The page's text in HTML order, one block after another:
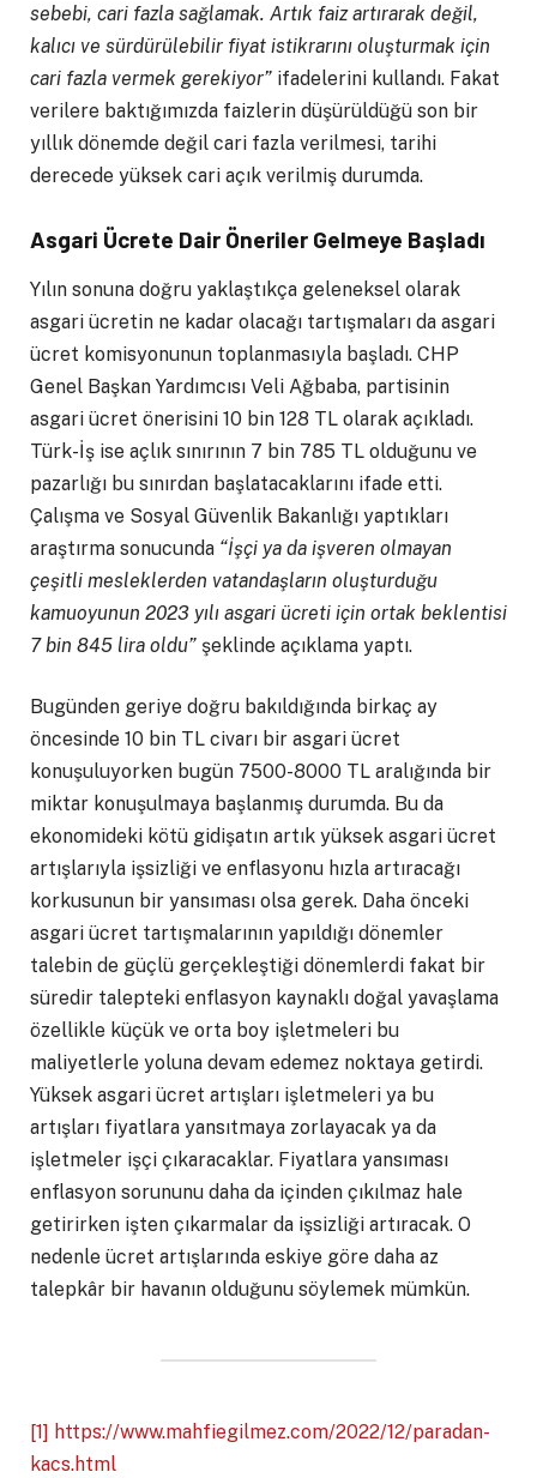
sebebi, cari fazla sağlamak. Artık faiz artırarak değil,
kalıcı ve sürdürülebilir fiyat istikrarını oluşturmak için
cari fazla vermek gerekiyor” ifadelerini kullandı. Fakat
verilere baktığımızda faizlerin düşürüldüğü son bir
yıllık dönemde değil cari fazla verilmesi, tarihi
derecede yüksek cari açık verilmiş durumda.
Asgari Ücrete Dair Öneriler Gelmeye Başladı
Yılın sonuna doğru yaklaştıkça geleneksel olarak
asgari ücretin ne kadar olacağı tartışmaları da asgari
ücret komisyonunun toplanmasıyla başladı. CHP
Genel Başkan Yardımcısı Veli Ağbaba, partisinin
asgari ücret önerisini 10 bin 128 TL olarak açıkladı.
Türk-İş ise açlık sınırının 7 bin 785 TL olduğunu ve
pazarlığı bu sınırdan başlatacaklarını ifade etti.
Çalışma ve Sosyal Güvenlik Bakanlığı yaptıkları
araştırma sonucunda “İşçi ya da işveren olmayan
çeşitli mesleklerden vatandaşların oluşturduğu
kamuoyunun 2023 yılı asgari ücreti için ortak beklentisi
7 bin 845 lira oldu” şeklinde açıklama yaptı.
Bugünden geriye doğru bakıldığında birkaç ay
öncesinde 10 bin TL civarı bir asgari ücret
konuşuluyorken bugün 7500-8000 TL aralığında bir
miktar konuşulmaya başlanmış durumda. Bu da
ekonomideki kötü gidişatın artık yüksek asgari ücret
artışlarıyla işsizliği ve enflasyonu hızla artıracağı
korkusunun bir yansıması olsa gerek. Daha önceki
asgari ücret tartışmalarının yapıldığı dönemler
talebin de güçlü gerçekleştiği dönemlerdi fakat bir
süredir talepteki enflasyon kaynaklı doğal yavaşlama
özellikle küçük ve orta boy işletmeleri bu
maliyetlerle yoluna devam edemez noktaya getirdi.
Yüksek asgari ücret artışları işletmeleri ya bu
artışları fiyatlara yansıtmaya zorlayacak ya da
işletmeler işçi çıkaracaklar. Fiyatlara yansıması
enflasyon sorununu daha da içinden çıkılmaz hale
getirirken işten çıkarmalar da işsizliği artıracak. O
nedenle ücret artışlarında eskiye göre daha az
talepkâr bir havanın olduğunu söylemek mümkün.
[1] https://www.mahfiegilmez.com/2022/12/paradan-
kacs.html